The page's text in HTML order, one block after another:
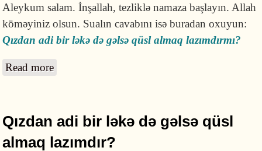
Aleykum salam. İnşallah, tezliklə namaza başlayın. Allah
köməyiniz olsun. Sualın cavabını isə buradan oxuyun:
Qızdan adi bir ləkə də gəlsə qüsl almaq lazımdırmı?
Read more
Qızdan adi bir ləkə də gəlsə qüsl
almaq lazımdır?